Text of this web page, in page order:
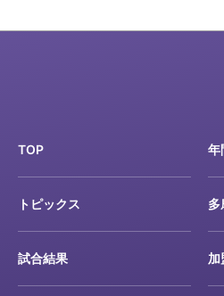
TOP
トピックス
試合結果
年
多
加